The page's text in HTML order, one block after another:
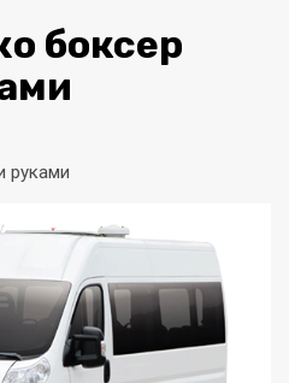
боксер
руками